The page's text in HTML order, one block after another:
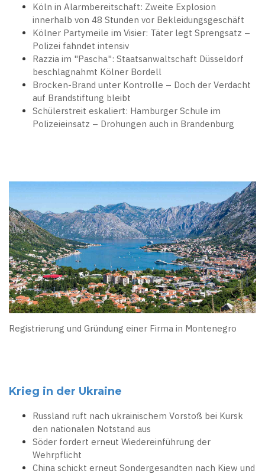
Köln in Alarmbereitschaft: Zweite Explosion
innerhalb von 48 Stunden vor Bekleidungsgeschäft
Kölner Partymeile im Visier: Täter legt Sprengsatz –
Polizei fahndet intensiv
Razzia im "Pascha": Staatsanwaltschaft Düsseldorf
beschlagnahmt Kölner Bordell
Brocken-Brand unter Kontrolle – Doch der Verdacht
auf Brandstiftung bleibt
Schülerstreit eskaliert: Hamburger Schule im
Polizeieinsatz – Drohungen auch in Brandenburg
Registrierung und Gründung einer Firma in Montenegro
Krieg in der Ukraine
Russland ruft nach ukrainischem Vorstoß bei Kursk
den nationalen Notstand aus
Söder fordert erneut Wiedereinführung der
Wehrpflicht
China schickt erneut Sondergesandten nach Kiew und